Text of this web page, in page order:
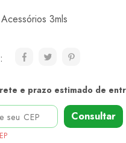
Acessórios 3mls
e prazo estimado de
Consultar